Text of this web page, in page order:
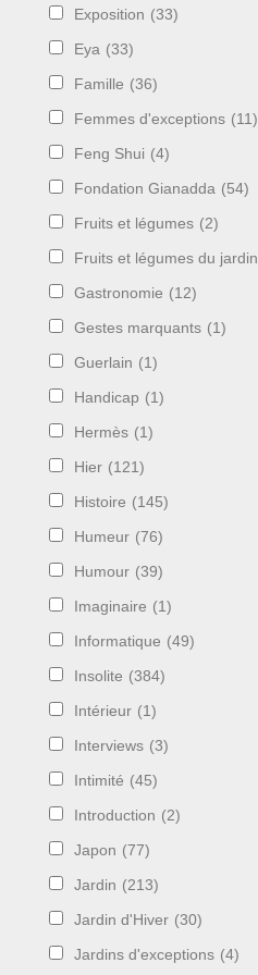
Exposition (33)
Eya (33)
Famille (36)
Femmes d'exceptions (11)
Feng Shui (4)
Fondation Gianadda (54)
Fruits et légumes (2)
Fruits et légumes du jardin
Gastronomie (12)
Gestes marquants (1)
Guerlain (1)
Handicap (1)
Hermès (1)
Hier (121)
Histoire (145)
Humeur (76)
Humour (39)
Imaginaire (1)
Informatique (49)
Insolite (384)
Intérieur (1)
Interviews (3)
Intimité (45)
Introduction (2)
Japon (77)
Jardin (213)
Jardin d'Hiver (30)
Jardins d'exceptions (4)